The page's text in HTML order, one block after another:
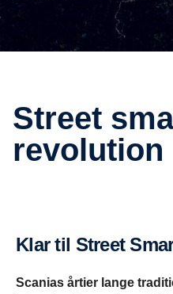
Street smart
revolution
Klar til Street
Scanias årtier lange